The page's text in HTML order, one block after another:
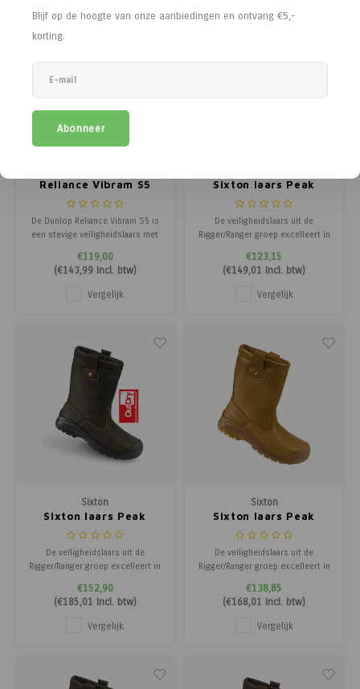
Blijf op de hoogte van onze aanbiedingen en ontvang €5,-
korting.
Abonneer
Reliance Vibram S5
De Dunlop Reliance Vibram S5 is
een stevige veiligheidslaars met
Vibram® antislipzool en
thermische isolatie.
€119,00
(€143,99Incl. btw)
Vergelijk
Sixton laars Peak
Montana - Airplus 3D
bruin
De veiligheidslaars uit de
Rigger/Ranger groep excelleert in
materiaalkeuze, uitstraling en is
lichtgewicht. Dit schoeisel
voldoet ruimschoots aan de
veiligheids- en kwaliteitseisen en
€123,15
(€149,01 Incl. btw)
Vergelijk
Sixton
Sixton laars Peak
Montana - Airplus 3D
outdry bruin
De veiligheidslaars uit de
Rigger/Ranger groep excelleert in
materiaalkeuze, uitstraling en is
lichtgewicht. Dit schoeisel
voldoet ruimschoots aan de
veiligheids- en kwaliteitseisen en
€152,90
(€185,01 Incl. btw)
Vergelijk
Sixton
Sixton laars Peak
Montana - Gevoerd
beige
De veiligheidslaars uit de
Rigger/Ranger groep excelleert in
materiaalkeuze, uitstraling en is
lichtgewicht. Dit schoeisel
voldoet ruimschoots aan de
veiligheids- en kwaliteitseisen en
€138,85
(€168,01 Incl. btw)
Vergelijk